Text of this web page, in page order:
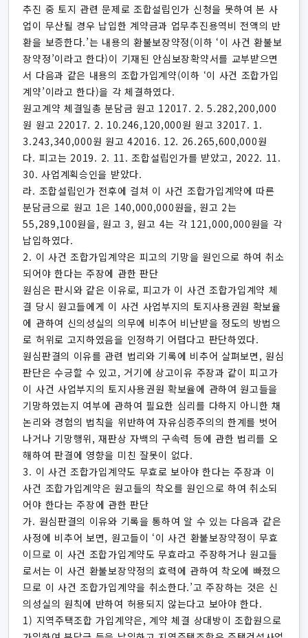
추진 중 토지 관련 문제로 조합설립인가 신청을 못하여 본 사
업이 무산될 경우 납입한 계약금과 업무추진용역비 전액의 반
환을 보증한다.’는 내용의 환불보장약정(이하 ‘이 사건 환불보
장약정’이라고 한다)이 기재된 안심보장확약서를 교부받으면
서 다음과 같은 내용의 조합가입계약(이하 ‘이 사건 조합가입
계약’이라고 한다)을 각 체결하였다.
원고계약 체결일총 분담금 원고 12017. 2. 5.282,200,000
원 원고 22017. 2. 10.246,120,000원 원고 32017. 1.
3.243,340,000원 원고 42016. 12. 26.265,600,000원
다. 피고는 2019. 2. 11. 조합설립인가를 받았고, 2022. 11.
30. 사업계획승인을 받았다.
라. 조합설립인가 전후에 걸쳐 이 사건 조합가입계약에 따른
분담금으로 원고 1은 140,000,000원을, 원고 2는
55,289,100원을, 원고 3, 원고 4는 각 121,000,000원을 각
납입하였다.
2. 이 사건 조합가입계약은 피고의 기망을 원인으로 하여 취소
되어야 한다는 주장에 관한 판단
원심은 판시와 같은 이유로, 피고가 이 사건 조합가입계약 체
결 당시 원고들에게 이 사건 사업부지의 토지사용권원 확보율
에 관하여 신의성실의 의무에 비추어 비난받을 정도의 방법으
로 허위로 고지하였음을 인정하기 어렵다고 판단하였다.
원심판결의 이유를 관련 법리와 기록에 비추어 살펴보면, 원심
판단은 수긍할 수 있고, 거기에 상고이유 주장과 같이 피고가
이 사건 사업부지의 토지사용권원 확보율에 관하여 원고들을
기망하였는지 여부에 관하여 필요한 심리를 다하지 아니한 채
논리와 경험의 법칙을 위반하여 자유심증주의의 한계를 벗어
나거나 기망행위, 재판상 자백의 구속력 등에 관한 법리를 오
해하여 판결에 영향을 미친 잘못이 없다.
3. 이 사건 조합가입계약도 무효로 보아야 한다는 주장과 이
사건 조합가입계약은 원고들의 착오를 원인으로 하여 취소되
어야 한다는 주장에 관한 판단
가. 원심판결의 이유와 기록을 통하여 알 수 있는 다음과 같은
사정에 비추어 보면, 원고들이 ‘이 사건 환불보장약정이 무효
이므로 이 사건 조합가입계약도 무효라고 주장하거나 원고들
로서는 이 사건 환불보장약정의 효력에 관하여 착오에 빠졌으
므로 이 사건 조합가입계약을 취소한다.’고 주장하는 것은 신
의성실의 원칙에 반하여 허용되지 않는다고 보아야 한다.
1) 지역주택조합 가입계약은, 계약 체결 상대방이 조합원으로